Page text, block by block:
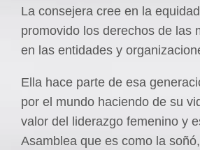
La consejera cree en la
promovido los derechos de las
en las entidades y
Ella hace parte de esa
por el mundo haciendo de su
valor del liderazgo femenino y
Asamblea que es como la